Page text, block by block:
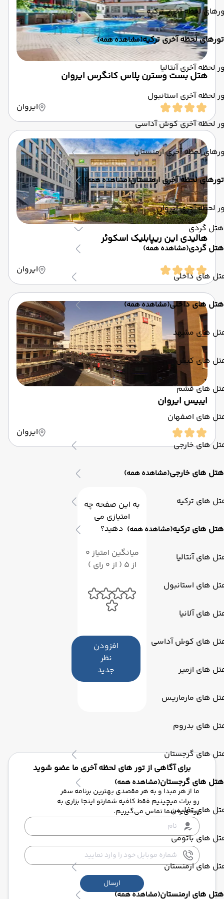
لحظه آخری ترکیه
تورهای لحظه آخری ترکیه(مشاهده همه)
لحظه آخری آنتالیا
لحظه آخری استانبول
لحظه آخری کوش آداسی
لحظه آخری ارمنستان
تورهای لحظه آخری ارمنستان(مشاهده همه)
لحظه آخری ایروان
هتل گردی
هتل گردی(مشاهده همه)
های داخلی
هتل های داخلی(مشاهده همه)
های مشهد
های کیش
های قشم
های اصفهان
های خارجی
هتل های خارجی(مشاهده همه)
های ترکیه
هتل های ترکیه(مشاهده همه)
های آنتالیا
های استانبول
های آلانیا
های کوش آداسی
های ازمیر
های مارماریس
های بدروم
های گرجستان
هتل های گرجستان(مشاهده همه)
های تفلیس
های باتومی
های ارمنستان
هتل های ارمنستان(مشاهده همه)
هتل بست وسترن پلاس کانگرس ایروان
ایروان
هالیدی این ریپابلیک اسکوئر
ایروان
ایبیس ایروان
ایروان
به این صفحه چه
امتیازی می
دهید؟
میانگین امتیاز 0
از 5 ( از 0 رای )
افزودن
نظر
جدید
برای آگاهی از تور های لحظه آخری ما عضو شوید
ما از هر مبدا و به هر مقصدی بهترین برنامه سفر
رو برات میچینیم فقط کافیه شمارتو اینجا بزاری به
زودی با شما تماس می‌گیریم.
ارسال